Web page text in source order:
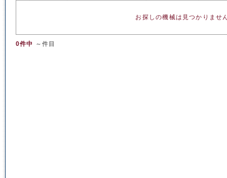
0件中 ～件目
お探しの機械は見つかりませ